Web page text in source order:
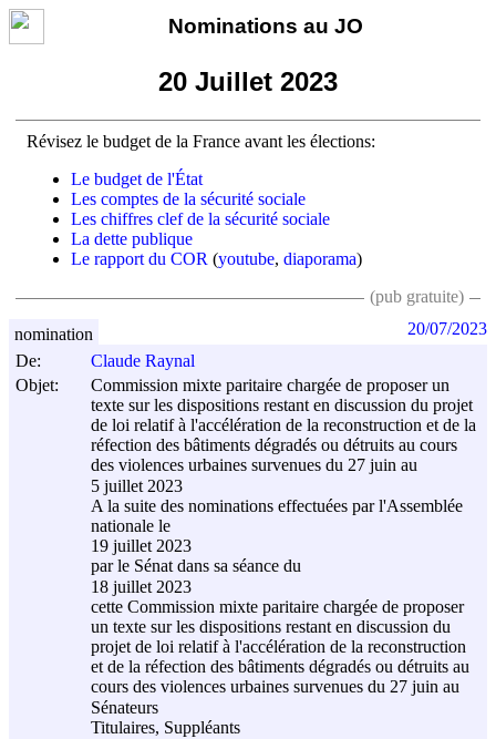
Nominations au JO
20 Juillet 2023
Révisez le budget de la France avant les élections:
Le budget de l'État
Les comptes de la sécurité sociale
Les chiffres clef de la sécurité sociale
La dette publique
Le rapport du COR (youtube, diaporama)
(pub gratuite)
De:
Claude Raynal
Objet:
Commission mixte paritaire chargée de proposer un
texte sur les dispositions restant en discussion du projet
de loi relatif à l'accélération de la reconstruction et de la
réfection des bâtiments dégradés ou détruits au cours
des violences urbaines survenues du 27 juin au
5 juillet 2023
A la suite des nominations effectuées par l'Assemblée
nationale le
19 juillet 2023
par le Sénat dans sa séance du
18 juillet 2023
cette Commission mixte paritaire chargée de proposer
un texte sur les dispositions restant en discussion du
projet de loi relatif à l'accélération de la reconstruction
et de la réfection des bâtiments dégradés ou détruits au
cours des violences urbaines survenues du 27 juin au
Sénateurs
Titulaires, Suppléants
nomination 20/07/2023